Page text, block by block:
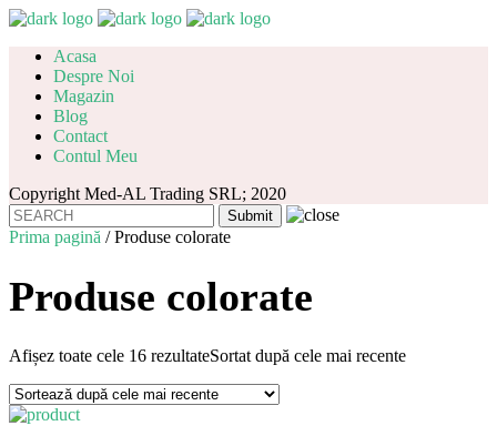
Acasa
Despre Noi
Magazin
Blog
Contact
Contul Meu
Copyright Med-AL Trading SRL; 2020
Prima pagină / Produse colorate
Produse colorate
Afișez toate cele 16 rezultateSortat după cele mai recente